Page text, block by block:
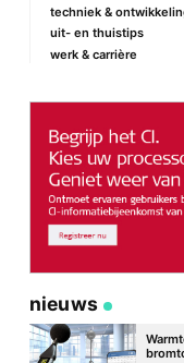
techniek &
uit- en thuistips
werk & carrière
nieuws